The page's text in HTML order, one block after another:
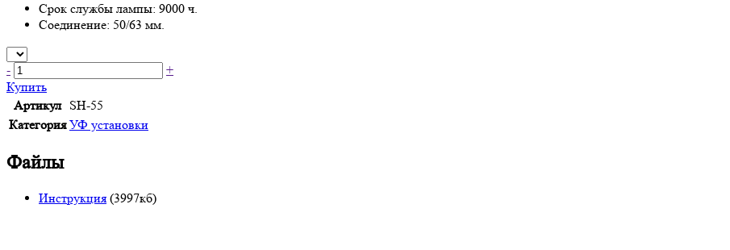
Срок службы лампы: 9000 ч.
Соединение: 50/63 мм.
-
+
Купить
Артикул SH-55
Категория УФ установки
Файлы
Инструкция (3997кб)